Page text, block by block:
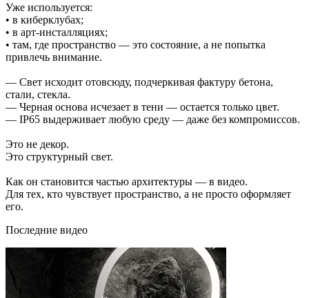
Уже используется:
• в киберклубах;
• в арт-инсталляциях;
• там, где пространство — это состояние, а не попытка
привлечь внимание.
— Свет исходит отовсюду, подчеркивая фактуру бетона,
стали, стекла.
— Черная основа исчезает в тени — остается только цвет.
— IP65 выдерживает любую среду — даже без компромиссов.
Это не декор.
Это структурный свет.
Как он становится частью архитектуры — в видео.
Для тех, кто чувствует пространство, а не просто оформляет
его.
Последние видео